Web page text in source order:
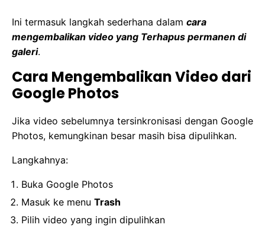
Ini termasuk langkah sederhana dalam cara
mengembalikan video yang Terhapus permanen di
galeri.
Cara Mengembalikan Video dari
Google Photos
Jika video sebelumnya tersinkronisasi dengan Google
Photos, kemungkinan besar masih bisa dipulihkan.
Langkahnya:
Buka Google Photos
Masuk ke menu Trash
Pilih video yang ingin dipulihkan